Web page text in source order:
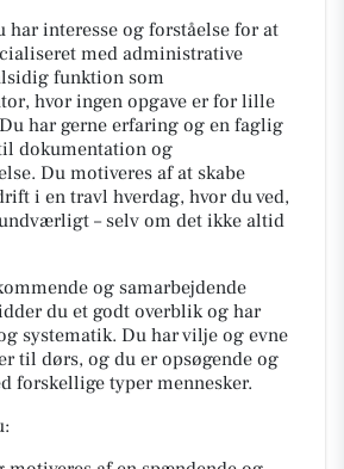
har interesse og forståelse for at
med administrative
funktion som
hvor ingen opgave er for lille
har gerne erfaring og en faglig
dokumentation og
Du motiveres af at skabe
i en travl hverdag, hvor du ved,
– selv om det ikke altid
og samarbejdende
du et godt overblik og har
systematik. Du har vilje og evne
til dørs, og du er opsøgende og
forskellige typer mennesker.